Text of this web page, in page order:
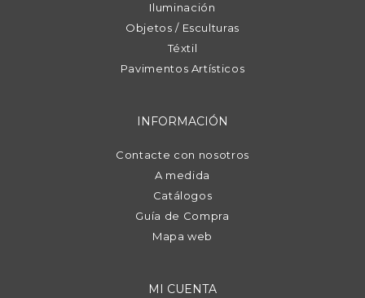
Iluminación
Objetos / Esculturas
Téxtil
Pavimentos Artísticos
INFORMACIÓN
Contacte con nosotros
A medida
Catálogos
Guía de Compra
Mapa web
MI CUENTA